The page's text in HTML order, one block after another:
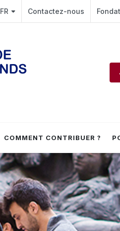
FR Contactez-nous
COMMENT CONTRIBUER ?